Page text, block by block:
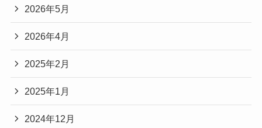
2026年5月
2026年4月
2025年2月
2025年1月
2024年12月